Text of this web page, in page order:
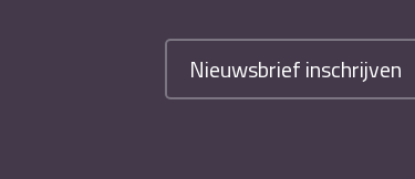
Nieuwsbrief inschrijven